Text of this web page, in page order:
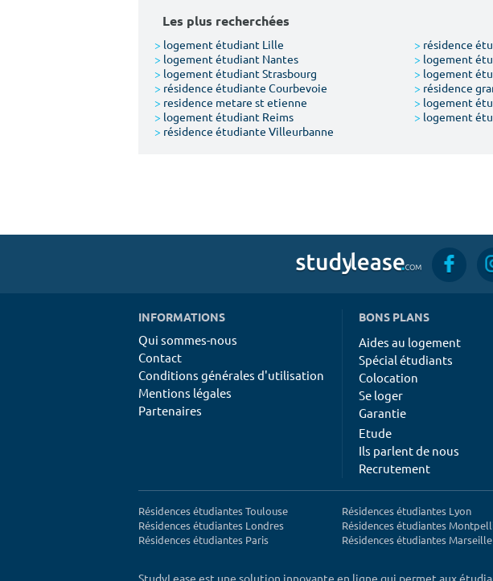
Les plus recherchées
> logement étudiant Lille > résidence
> logement étudiant Nantes > logement
> logement étudiant Strasbourg > logement
> résidence étudiante Courbevoie > résidence
> residence metare st etienne > logement
> logement étudiant Reims > logement
> résidence étudiante Villeurbanne
INFORMATIONS
Qui sommes-nous
Contact
Conditions générales d'utilisation
Mentions légales
Partenaires
BONS PLANS
Aides au logement
Spécial étudiants
Colocation
Se loger
Garantie
Etude
Ils parlent de nous
Recrutement
Résidences étudiantes Toulouse
Résidences étudiantes Londres
Résidences étudiantes Paris
Résidences étudiantes Lyon
Résidences étudiantes
Résidences étudiantes Marseille
StudyLease est une solution innovante en ligne qui permet aux